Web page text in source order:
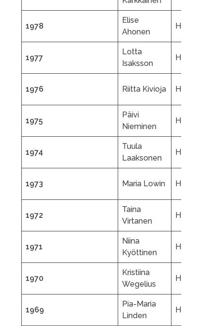
1978
Elise
Ahonen
HTK
1977
Lotta
Isaksson
HTK
1976 Riitta Kivioja HTK
1975
Päivi
Nieminen
HSK
1974
Tuula
Laaksonen
HSK
1973 Maria Lowin HTK
1972
Taina
Virtanen
HJK
1971
Niina
Kyöttinen
HSK
1970
Kristiina
Wegelius
HJK
1969
Pia-Maria
Linden
HL